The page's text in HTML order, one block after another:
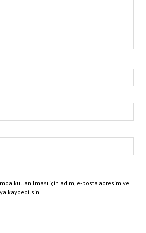
kullanılması için adım, e-posta adresim ve
kaydedilsin.